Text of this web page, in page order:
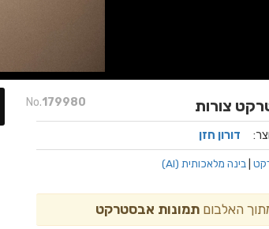
No.179980 צורות
דורון חזן
בינה מלאכותית (AI)
האלבום תמונות אבסטרקט